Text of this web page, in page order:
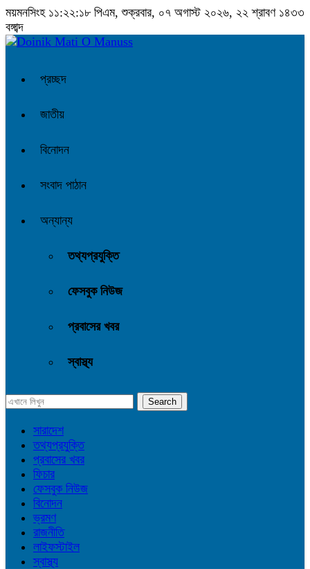
ময়মনসিংহ ১১:২২:১৮ পিএম, শুক্রবার, ০৭ অগাস্ট ২০২৬, ২২ শ্রাবণ ১৪৩৩
বঙ্গাব্দ
প্রচ্ছদ
জাতীয়
বিনোদন
সংবাদ পাঠান
অন্যান্য
তথ্যপ্রযুক্তি
ফেসবুক নিউজ
প্রবাসের খবর
স্বাস্থ্য
সারাদেশ
তথ্যপ্রযুক্তি
প্রবাসের খবর
ফিচার
ফেসবুক নিউজ
বিনোদন
ভ্রমণ
রাজনীতি
লাইফস্টাইল
স্বাস্থ্য